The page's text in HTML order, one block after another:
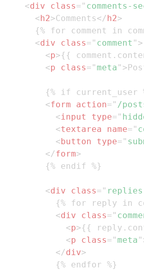
<div class= " comments-
<h2>Comments</h2>
<div class= " comment " >
<p>{{
<p class= " meta " >
<form action= " /
<input type= "
<textarea name= "
<button type= "
</form>
<div class= " replies
<div class= "
<p>{{
<p class= " meta "
</div>